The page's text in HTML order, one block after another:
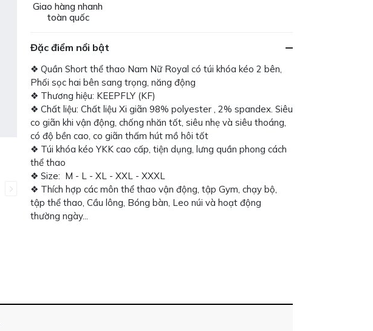
Giao hàng nhanh
toàn quốc
Đặc điểm nổi bật
❖ Quần Short thể thao Nam Nữ Royal có túi khóa kéo 2 bên,
Phối sọc hai bên sang trọng, năng động
❖ Thương hiệu: KEEPFLY (KF)
❖ Chất liệu: Chất liệu Xi giãn 98% polyester , 2% spandex. Siêu
co giãn khi vận động, chống nhăn tốt, siêu nhẹ và siêu thoáng,
có độ bền cao, co giãn thấm hút mồ hôi tốt
❖ Túi khóa kéo YKK cao cấp, tiện dụng, lưng quần phong cách
thể thao
❖ Size: M - L - XL - XXL - XXXL
❖ Thích hợp các môn thể thao vận động, tập Gym, chạy bộ,
tập thể thao, Cầu lông, Bóng bàn, Leo núi và hoạt động
thường ngày...